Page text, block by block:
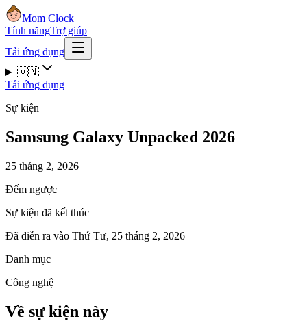
Mom Clock
Tính năngTrợ giúp
Tải ứng dụng
🇻🇳
Tải ứng dụng
Sự kiện
Samsung Galaxy Unpacked 2026
25 tháng 2, 2026
Đếm ngược
Sự kiện đã kết thúc
Đã diễn ra vào Thứ Tư, 25 tháng 2, 2026
Danh mục
Công nghệ
Về sự kiện này